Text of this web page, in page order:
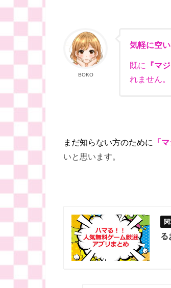
BOKO
気軽に空
既に 『マ
れません。
まだ知らない方のために 「
いと思います。
る